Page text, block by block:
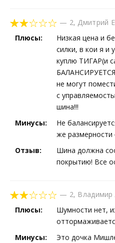
— 2, Дмитрий
Плюсы:
Низкая цена и
силки, в кои я
куплю ТИГАР(и
не могут
с
шина!!!
Минусы:
Не
же размерности
Отзыв:
Шина должна
покрытию! Все
— 2, Владимир
Плюсы:
Шумности нет,
Минусы:
Это дочка